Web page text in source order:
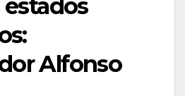
Alfonso